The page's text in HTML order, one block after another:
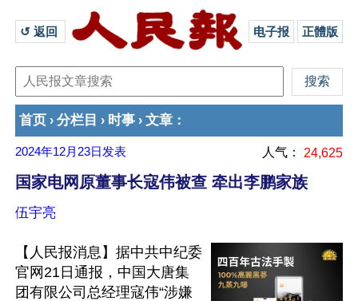
↺ 返回 电子报 正體版
首页 › 分栏目 › 时事 › 文章 ：
2024年12月23日 发表 人气： 24,625
国家电网原董事长寇伟被查 牵出李鹏家族
伍宇亮
【人民报消息】据中共中纪委
官网21日通报，中国大唐集
团有限公司总经理寇伟“涉嫌